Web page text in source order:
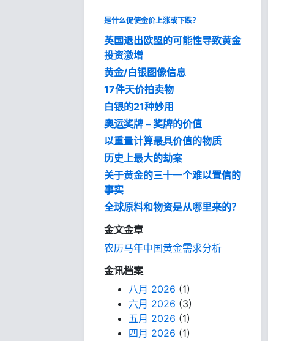
是什么促使金价上涨或下跌？
英国退出欧盟的可能性导致黄金
投资激增
黄金/白银图像信息
17件天价拍卖物
白银的21种妙用
奥运奖牌 – 奖牌的价值
以重量计算最具价值的物质
历史上最大的劫案
关于黄金的三十一个难以置信的
事实
全球原料和物资是从哪里来的？
金文金章
农历马年中国黄金需求分析
金讯档案
八月 2026 (1)
六月 2026 (3)
五月 2026 (1)
四月 2026 (1)